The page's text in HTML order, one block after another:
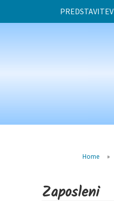
PREDSTAVITEV
Home »
Zaposleni